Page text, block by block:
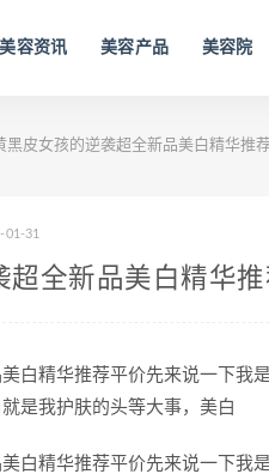
美容资讯 美容产品 美容院
黑皮女孩的逆袭超全新品美白精华推
01-31
超全新品美白精华推
白精华推荐平价先来说一下我
是我护肤的头等大事，美白
白精华推荐平价先来说一下我